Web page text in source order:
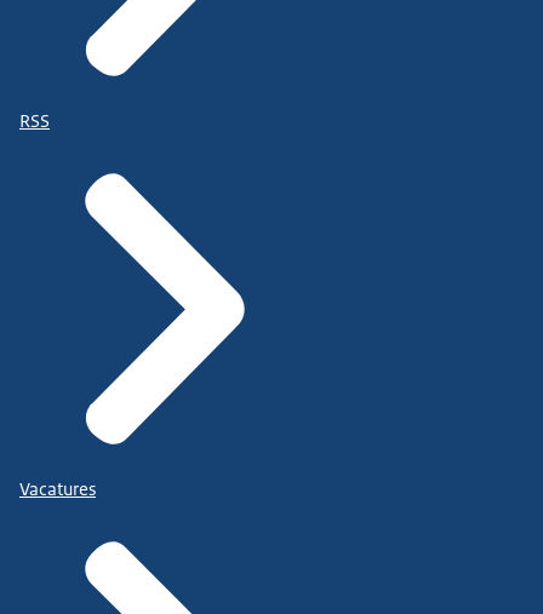
RSS
Vacatures